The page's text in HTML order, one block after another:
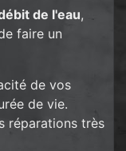
de l'eau,
faire un
de vos
de vie.
réparations très